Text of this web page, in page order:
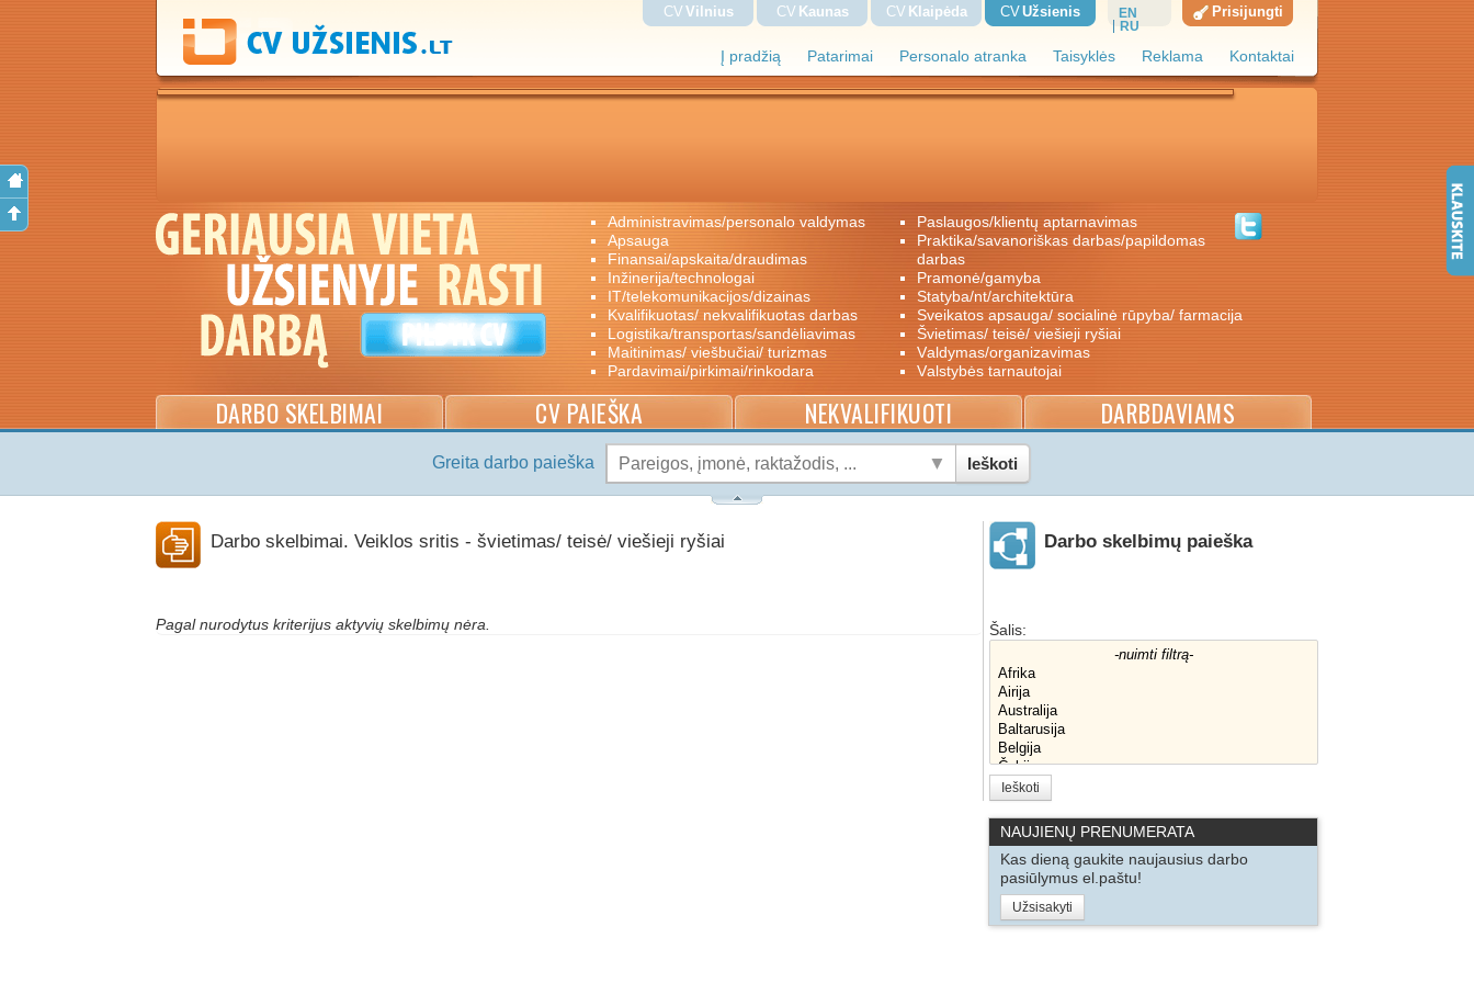
Į pradžią Patarimai Personalo atranka Taisyklės Reklama Kontaktai
CV Vilnius CV Kaunas CV Klaipėda CVUžsienis
EN
RU
Prisijungti
administravimas/personalo valdymas
apsauga
finansai/apskaita/draudimas
inžinerija/technologai
IT/telekomunikacijos/dizainas
kvalifikuotas/ nekvalifikuotas darbas
logistika/transportas/sandėliavimas
maitinimas/ viešbučiai/ turizmas
pardavimai/pirkimai/rinkodara
paslaugos/klientų aptarnavimas
praktika/savanoriškas darbas/papildomas
darbas
pramonė/gamyba
statyba/nt/architektūra
sveikatos apsauga/ socialinė rūpyba/ farmacija
švietimas/ teisė/ viešieji ryšiai
valdymas/organizavimas
valstybės tarnautojai
DARBO SKELBIMAI CV PAIEŠKA NEKVALIFIKUOTI DARBDAVIAMS
Greita darbo paieška Ieškoti
Darbo skelbimai. Veiklos sritis - švietimas/ teisė/ viešieji ryšiai
Pagal nurodytus kriterijus aktyvių skelbimų nėra.
Darbo skelbimų paieška
Šalis:
Ieškoti
NAUJIENŲ PRENUMERATA
Kas dieną gaukite naujausius darbo
pasiūlymus el.paštu!
Užsisakyti